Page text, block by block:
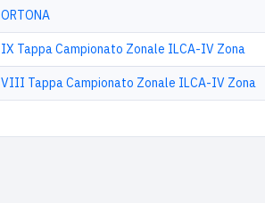
ORTONA
IX Tappa Campionato Zonale ILCA-IV Zona
VIII Tappa Campionato Zonale ILCA-IV Zona